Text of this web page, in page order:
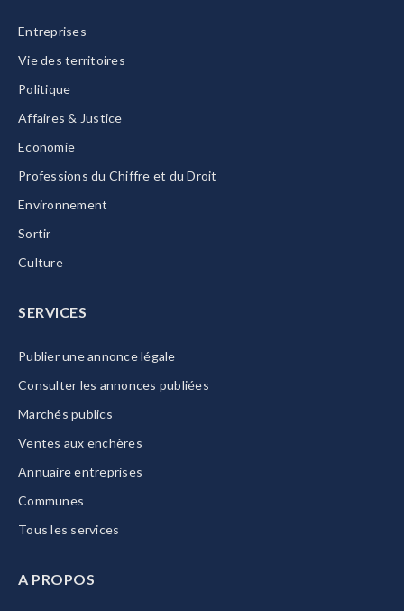
Entreprises
Vie des territoires
Politique
Affaires & Justice
Economie
Professions du Chiffre et du Droit
Environnement
Sortir
Culture
SERVICES
Publier une annonce légale
Consulter les annonces publiées
Marchés publics
Ventes aux enchères
Annuaire entreprises
Communes
Tous les services
A PROPOS